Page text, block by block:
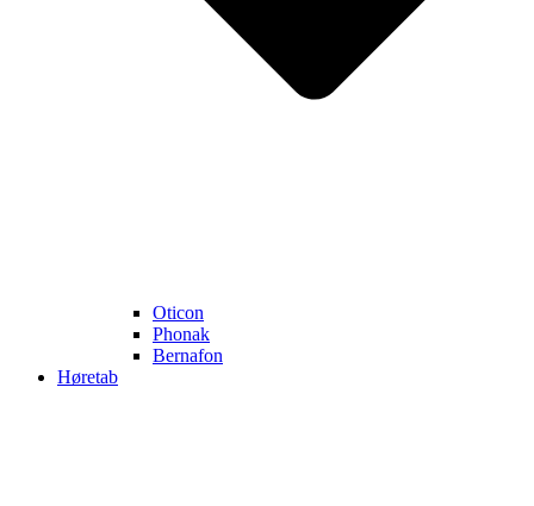
Oticon
Phonak
Bernafon
Høretab